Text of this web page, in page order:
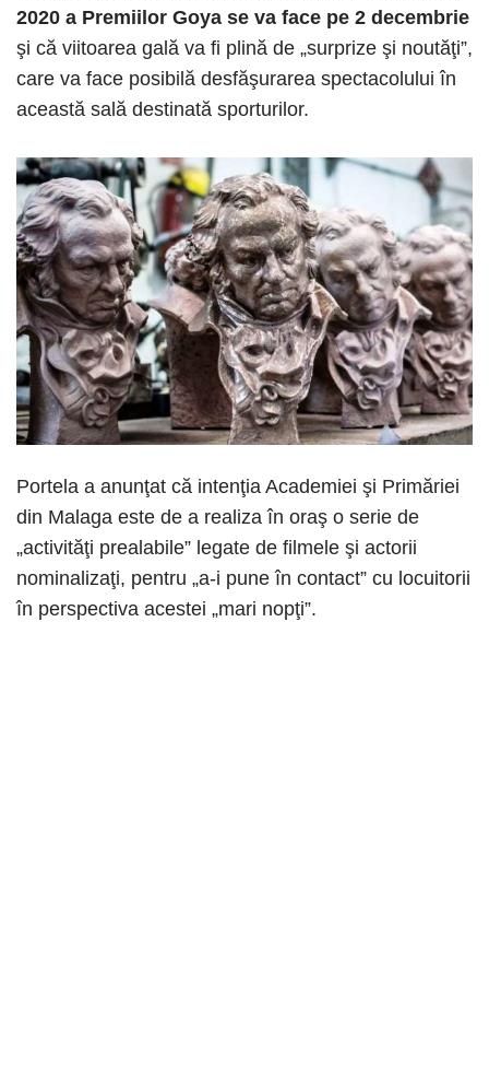
2020 a Premiilor Goya se va face pe 2 decembrie
şi că viitoarea gală va fi plină de „surprize şi noutăţi”,
care va face posibilă desfăşurarea spectacolului în
această sală destinată sporturilor.
Portela a anunţat că intenţia Academiei şi Primăriei
din Malaga este de a realiza în oraş o serie de
„activităţi prealabile” legate de filmele şi actorii
nominalizaţi, pentru „a-i pune în contact” cu locuitorii
în perspectiva acestei „mari nopţi”.